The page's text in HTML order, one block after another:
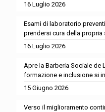
16 Luglio 2026
Esami di laboratorio
prendersi cura della propria
16 Luglio 2026
Apre la Barberia Sociale de
formazione e inclusione si
15 Giugno 2026
Verso il miglioramento